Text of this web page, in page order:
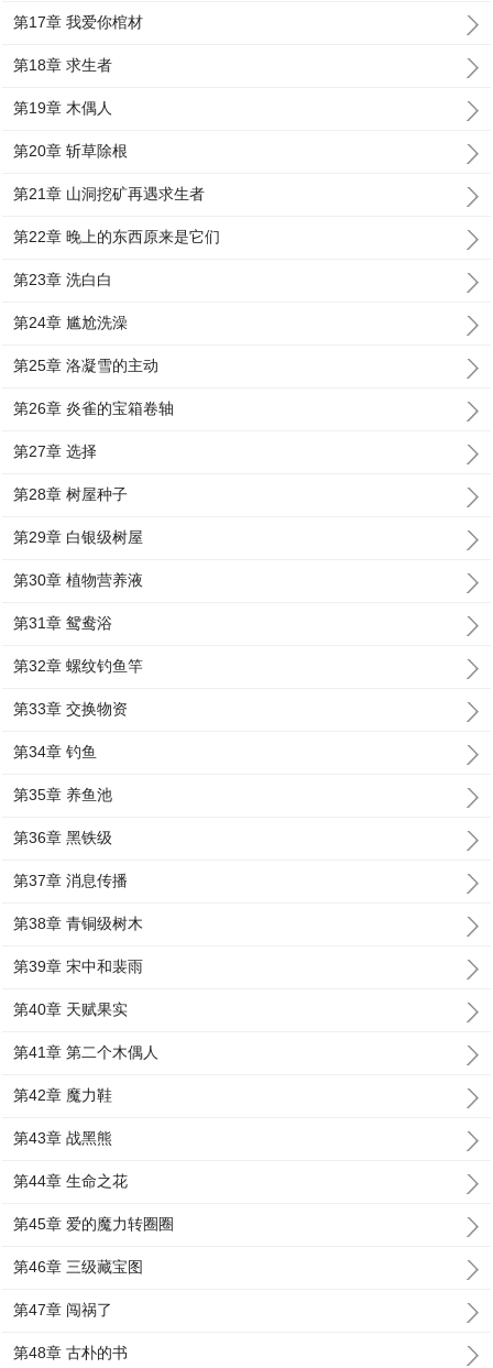
第17章 我爱你棺材
第18章 求生者
第19章 木偶人
第20章 斩草除根
第21章 山洞挖矿再遇求生者
第22章 晚上的东西原来是它们
第23章 洗白白
第24章 尴尬洗澡
第25章 洛凝雪的主动
第26章 炎雀的宝箱卷轴
第27章 选择
第28章 树屋种子
第29章 白银级树屋
第30章 植物营养液
第31章 鸳鸯浴
第32章 螺纹钓鱼竿
第33章 交换物资
第34章 钓鱼
第35章 养鱼池
第36章 黑铁级
第37章 消息传播
第38章 青铜级树木
第39章 宋中和裴雨
第40章 天赋果实
第41章 第二个木偶人
第42章 魔力鞋
第43章 战黑熊
第44章 生命之花
第45章 爱的魔力转圈圈
第46章 三级藏宝图
第47章 闯祸了
第48章 古朴的书